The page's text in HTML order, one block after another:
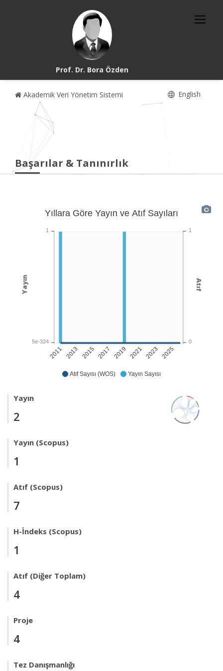
Prof. Dr. Bora Özden
Akademik Veri Yönetim Sistemi English
Başarılar & Tanınırlık
Atıf Sayısı (WOS) Yayın Sayısı
2011 2013 2015 2017 2019 2021 2023 2025
Yıllara Göre Yayın ve Atıf Sayıları
1
0
Atıf
1
5e-324
Yayın
Yayın
2
Yayın (Scopus)
1
Atıf (Scopus)
7
H-İndeks (Scopus)
1
Atıf (Diğer Toplam)
4
Proje
4
Tez Danışmanlığı